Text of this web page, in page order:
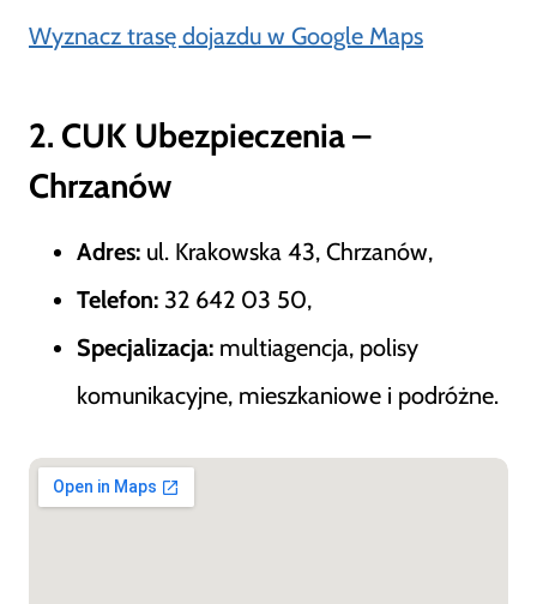
Wyznacz trasę dojazdu w Google Maps
2. CUK Ubezpieczenia –
Chrzanów
Adres: ul. Krakowska 43, Chrzanów,
Telefon: 32 642 03 50,
Specjalizacja: multiagencja, polisy
komunikacyjne, mieszkaniowe i podróżne.